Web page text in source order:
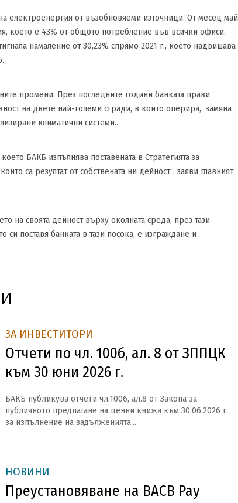
електроенергия от възобновяеми източници. От месец май
което е 43% от общото потребление във всички офиси.
намаление от 30,23% спрямо 2021 г., което надвишава
промени. През последните години банката прави
на двете най-големи сгради, в които оперира, замяна
климатични системи..
БАКБ изпълнява поставената в Стратегията за
са резултат от собствената ни дейност“, заяви главният
на своята дейност върху околната среда, през тази
поставя банката в тази посока, е изграждане и
ЗА ИНВЕСТИТОРИ
Отчети по чл. 100б, ал. 8 от ЗППЦК
към 30 юни 2026 г.
БАКБ публикува отчети чл.1006, ал.8 от Закона за
публичното предлагане на ценни книжа към 30.06.2026 г.
за изпълнение на задълженията...
НОВИНИ
Преустановяване на BACB Pay